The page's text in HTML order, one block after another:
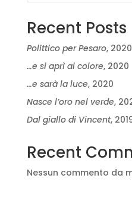
Recent Posts
Polittico per Pesaro, 2020
…e si aprì al colore, 2020
…e sarà la luce, 2020
Nasce l’oro nel verde,
Dal giallo di Vincent,
Recent
Nessun commento da